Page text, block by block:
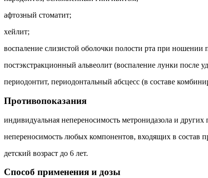
афтозный стоматит;
хейлит;
воспаление слизистой оболочки полости рта при ношении
постэкстракционный альвеолит (воспаление лунки после
периодонтит, периодонтальный абсцесс (в составе
Противопоказания
индивидуальная непереносимость метронидазола и
непереносимость любых компонентов, входящих в состав
детский возраст до 6 лет.
Способ применения и дозы